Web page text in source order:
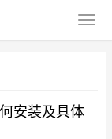
安装及具体